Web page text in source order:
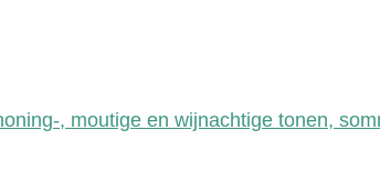
, moutige en wijnachtige tonen,